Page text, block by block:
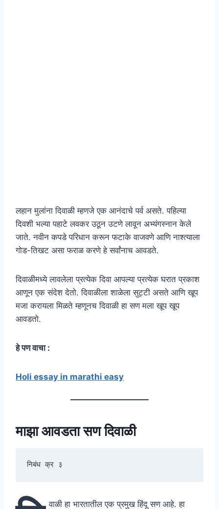
लहान मुलांना दिवाळी म्हणजे एक आनंदाचे पर्व असते. पहिल्या
दिवशी भल्या पहाटे लवकर उठून उटणे लावून अभ्यंगस्नान केले
जाते. नवीन कपडे परिधान करून फटाके वाजवणे आणि नाश्त्याला
गोड-तिखट असा फराळ करणे हे सर्वांनाच आवडते.
दिवाळीमध्ये लावलेला प्रत्येक दिवा आपल्या प्रत्येक घरात प्रकाश
आणून एक संदेश देतो. दिवाळीला शाळेला सुट्टी असते आणि खूप
मजा करायला मिळते म्हणूनच दिवाळी हा सण मला खूप खूप
आवडतो.
हे पण वाचा :
Holi essay in marathi easy
माझा आवडता सण दिवाळी
निबंध क्र ३
वाळी हा भारतातील एक प्रमुख हिंदू सण आहे. हा